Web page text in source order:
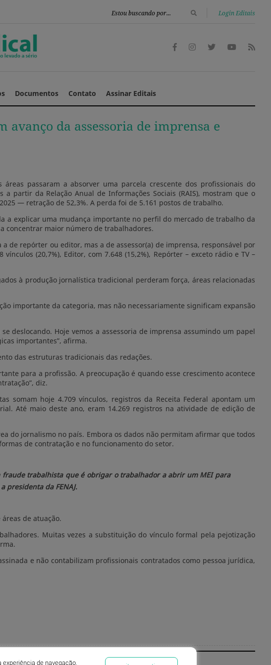
Login Editais
Documentos Contato Assinar Editais
avanço da assessoria de imprensa e
passaram a absorver uma parcela crescente dos profissionais do
partir da Relação Anual de Informações Sociais (RAIS), mostram que o
— retração de 52,3%. A perda foi de 5.161 postos de trabalho.
a explicar uma mudança importante no perfil do mercado de trabalho da
concentrar maior número de trabalhadores.
de repórter ou editor, mas a de assessor(a) de imprensa, responsável por
(20,7%), Editor, com 7.648 (15,2%), Repórter – exceto rádio e TV –
à produção jornalística tradicional perderam força, áreas relacionadas
importante da categoria, mas não necessariamente significam expansão
deslocando. Hoje vemos a assessoria de imprensa assumindo um papel
importantes”, afirma.
das estruturas tradicionais das redações.
para a profissão. A preocupação é quando esse crescimento acontece
diz.
somam hoje 4.709 vínculos, registros da Receita Federal apontam um
Até maio deste ano, eram 14.269 registros na atividade de edição de
do jornalismo no país. Embora os dados não permitam afirmar que todos
de contratação e no funcionamento do setor.
fraude trabalhista que é obrigar o trabalhador a abrir um MEI para
presidenta da FENAJ.
de atuação.
Muitas vezes a substituição do vínculo formal pela pejotização
e não contabilizam profissionais contratados como pessoa jurídica,
de navegação.